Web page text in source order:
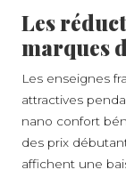
Les
marques
Les enseignes
attractives
nano confort
des prix
affichent une